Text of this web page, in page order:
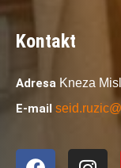
Kontakt
Adresa Kneza
E-mail